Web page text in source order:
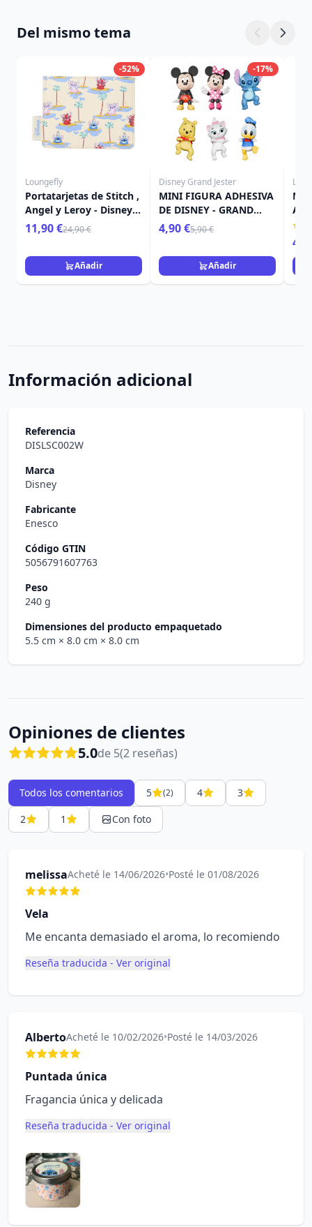
Del mismo tema
-52%
Loungefly
Portatarjetas de Stitch ,
Angel y Leroy - Disney
Loungefly Lilo & Stitch
11,90 €24,90 €
Añadir
-17%
Disney Grand Jester
MINI FIGURA ADHESIVA
DE DISNEY - GRAND
JESTER
4,90 €5,90 €
Añadir
Información adicional
Referencia
DISLSC002W
Marca
Disney
Fabricante
Enesco
Código GTIN
5056791607763
Peso
240 g
Dimensiones del producto empaquetado
5.5 cm × 8.0 cm × 8.0 cm
Opiniones de clientes
5.0de 5(2 reseñas)
Todos los comentarios 5 (2) 4
3
2
1 Con foto
melissaAcheté le 14/06/2026•Posté le 01/08/2026
Vela
Me encanta demasiado el aroma, lo recomiendo
Reseña traducida - Ver original
AlbertoAcheté le 10/02/2026•Posté le 14/03/2026
Puntada única
Fragancia única y delicada
Reseña traducida - Ver original